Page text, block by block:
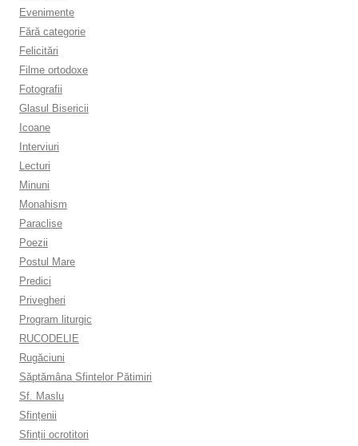
Evenimente
Fără categorie
Felicitări
Filme ortodoxe
Fotografii
Glasul Bisericii
Icoane
Interviuri
Lecturi
Minuni
Monahism
Paraclise
Poezii
Postul Mare
Predici
Privegheri
Program liturgic
RUCODELIE
Rugăciuni
Săptămâna Sfintelor Pătimiri
Sf. Maslu
Sfințenii
Sfinții ocrotitori